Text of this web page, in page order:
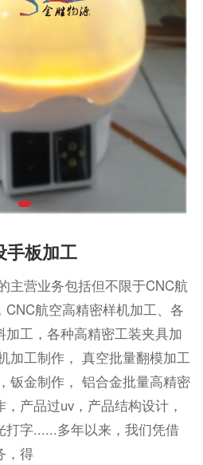
手板加工
主营业务包括但不限于CNC航
航空高精密样机加工、各
工，各种高精密工装夹具加
加工制作， 真空批量翻模加工
钣金制作， 铝合金批量高精密
产品过uv，产品结构设计，
打字......多年以来，我们凭借
，得